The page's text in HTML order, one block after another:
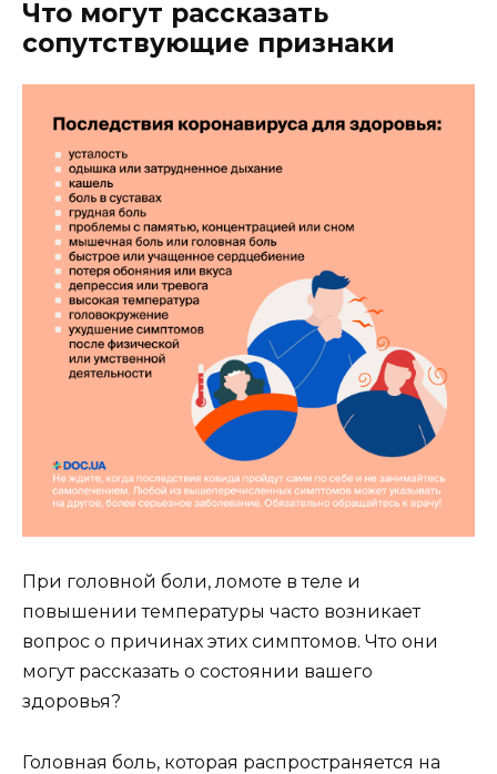
Что могут рассказать
сопутствующие признаки
При головной боли, ломоте в теле и
повышении температуры часто возникает
вопрос о причинах этих симптомов. Что они
могут рассказать о состоянии вашего
здоровья?
Головная боль, которая распространяется на